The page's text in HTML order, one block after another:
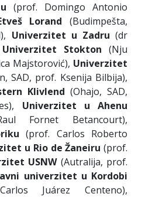
(prof. Domingo Antonio
Lorand (Budimpešta,
Univerzitet u Zadru (dr
Univerzitet Stokton (Nju
Majstorović), Univerzitet
SAD, prof. Ksenija Bilbija),
Klivlend (Ohajo, SAD,
Univerzitet u Ahenu
Fornet Betancourt),
(prof. Carlos Roberto
u Rio de Žaneiru (prof.
USNW(Autralija, prof.
univerzitet u Kordobi
Juárez Centeno),